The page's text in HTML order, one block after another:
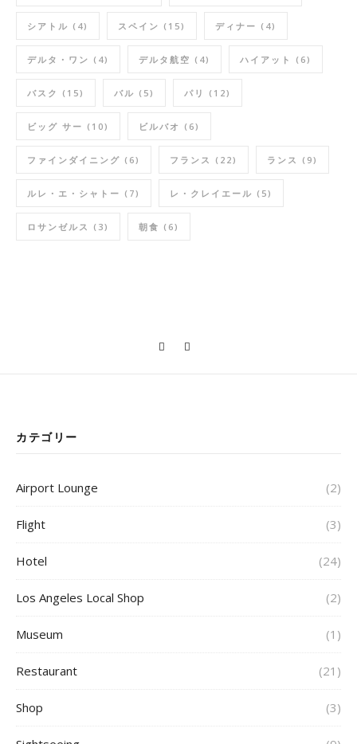
シアトル (4) スペイン (15) ディナー (4)
デルタ・ワン (4) デルタ航空 (4) ハイアット (6)
バスク (15) バル (5) パリ (12)
ビッグ サー (10) ビルバオ (6)
ファインダイニング (6) フランス (22) ランス (9)
ルレ・エ・シャトー (7) レ・クレイエール (5)
ロサンゼルス (3) 朝食 (6)
カテゴリー
Airport Lounge (2)
Flight (3)
Hotel (24)
Los Angeles Local Shop (2)
Museum (1)
Restaurant (21)
Shop (3)